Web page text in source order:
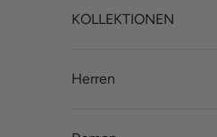
KOLLEKTIONEN
Herren